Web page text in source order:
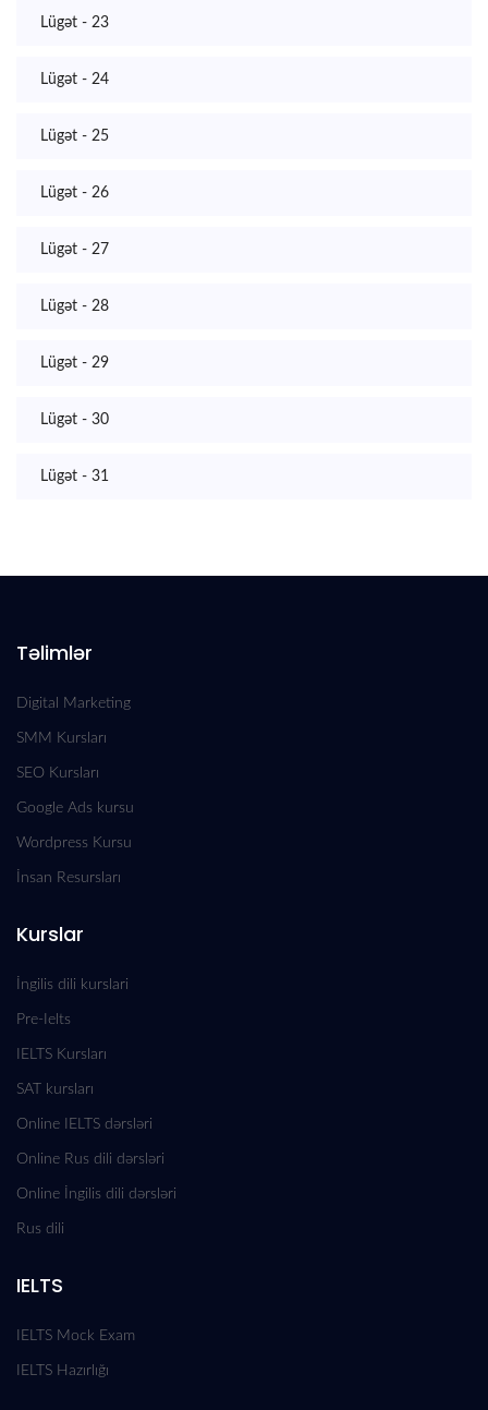
Lügət - 23
Lügət - 24
Lügət - 25
Lügət - 26
Lügət - 27
Lügət - 28
Lügət - 29
Lügət - 30
Lügət - 31
Təlimlər
Digital Marketing
SMM Kursları
SEO Kursları
Google Ads kursu
Wordpress Kursu
İnsan Resursları
Kurslar
İngilis dili kurslari
Pre-Ielts
IELTS Kursları
SAT kursları
Online IELTS dərsləri
Online Rus dili dərsləri
Online İngilis dili dərsləri
Rus dili
IELTS
IELTS Mock Exam
IELTS Hazırlığı